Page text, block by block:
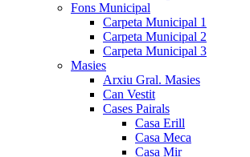
Fons Municipal
Carpeta Municipal 1
Carpeta Municipal 2
Carpeta Municipal 3
Masies
Arxiu Gral. Masies
Can Vestit
Cases Pairals
Casa Erill
Casa Meca
Casa Mir